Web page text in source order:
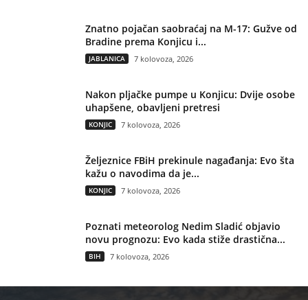
Znatno pojačan saobraćaj na M-17: Gužve od
Bradine prema Konjicu i...
JABLANICA 7 kolovoza, 2026
Nakon pljačke pumpe u Konjicu: Dvije osobe
uhapšene, obavljeni pretresi
KONJIC 7 kolovoza, 2026
Željeznice FBiH prekinule nagađanja: Evo šta
kažu o navodima da je...
KONJIC 7 kolovoza, 2026
Poznati meteorolog Nedim Sladić objavio
novu prognozu: Evo kada stiže drastična...
BIH 7 kolovoza, 2026